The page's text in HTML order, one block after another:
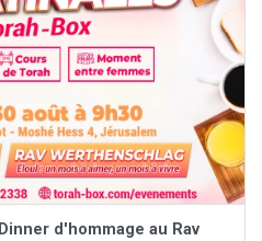
Dinner d'hommage au Rav